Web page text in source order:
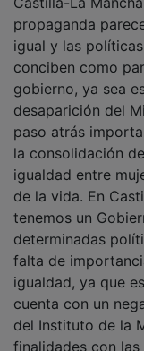
propaganda
igual y las
conciben como
gobierno, ya sea
desaparición del
paso atrás
la consolidación
igualdad entre
de la vida. En
tenemos un
determinadas
falta de
igualdad, ya que
cuenta con un
del Instituto de la
finalidades con